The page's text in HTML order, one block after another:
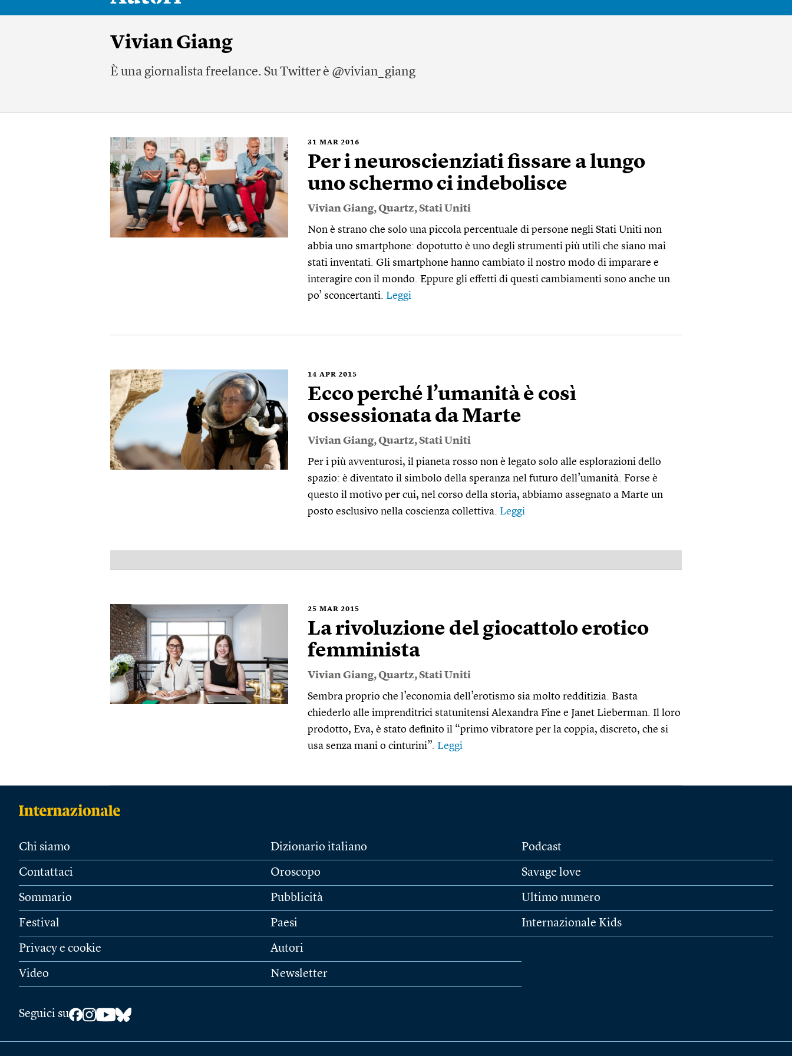
Vivian Giang
È una giornalista freelance. Su Twitter è @vivian_giang
31 MAR 2016
Per i neuroscienziati fissare a lungo
uno schermo ci indebolisce
Vivian Giang,Quartz,Stati Uniti
Non è strano che solo una piccola percentuale di persone negli Stati Uniti non
abbia uno smartphone: dopotutto è uno degli strumenti più utili che siano mai
stati inventati. Gli smartphone hanno cambiato il nostro modo di imparare e
interagire con il mondo. Eppure gli effetti di questi cambiamenti sono anche un
po’ sconcertanti. Leggi
14 APR 2015
Ecco perché l’umanità è così
ossessionata da Marte
Vivian Giang,Quartz,Stati Uniti
Per i più avventurosi, il pianeta rosso non è legato solo alle esplorazioni dello
spazio: è diventato il simbolo della speranza nel futuro dell’umanità. Forse è
questo il motivo per cui, nel corso della storia, abbiamo assegnato a Marte un
posto esclusivo nella coscienza collettiva. Leggi
25 MAR 2015
La rivoluzione del giocattolo erotico
femminista
Vivian Giang,Quartz,Stati Uniti
Sembra proprio che l’economia dell’erotismo sia molto redditizia. Basta
chiederlo alle imprenditrici statunitensi Alexandra Fine e Janet Lieberman. Il loro
prodotto, Eva, è stato definito il “primo vibratore per la coppia, discreto, che si
usa senza mani o cinturini”. Leggi
Chi siamo
Contattaci
Sommario
Festival
Privacy e cookie
Video
Dizionario italiano
Oroscopo
Pubblicità
Paesi
Autori
Newsletter
Podcast
Savage love
Ultimo numero
Internazionale Kids
Seguici su